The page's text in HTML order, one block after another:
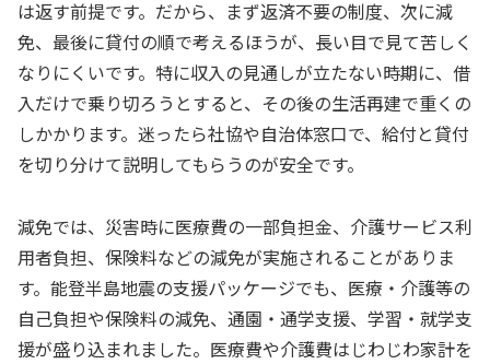
は返す前提です。だから、まず返済不要の制度、次に減
免、最後に貸付の順で考えるほうが、長い目で見て苦しく
なりにくいです。特に収入の見通しが立たない時期に、借
入だけで乗り切ろうとすると、その後の生活再建で重くの
しかかります。迷ったら社協や自治体窓口で、給付と貸付
を切り分けて説明してもらうのが安全です。
減免では、災害時に医療費の一部負担金、介護サービス利
用者負担、保険料などの減免が実施されることがありま
す。能登半島地震の支援パッケージでも、医療・介護等の
自己負担や保険料の減免、通園・通学支援、学習・就学支
援が盛り込まれました。医療費や介護費はじわじわ家計を